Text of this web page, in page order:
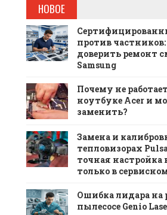
НОВОЕ
против
доверить ремонт
Samsung
Почему не
ноутбуке Acer и
заменить?
Замена и
тепловизорах
точная настройка
только в
Ошибка лидара на
пылесосе Genio